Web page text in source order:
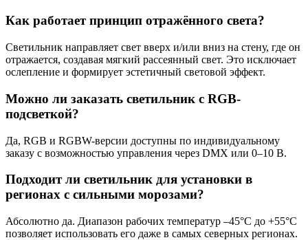
Как работает принцип отражённого света?
Светильник направляет свет вверх и/или вниз на стену, где он
отражается, создавая мягкий рассеянный свет. Это исключает
ослепление и формирует эстетичный световой эффект.
Можно ли заказать светильник с RGB-
подсветкой?
Да, RGB и RGBW-версии доступны по индивидуальному
заказу с возможностью управления через DMX или 0–10 В.
Подходит ли светильник для установки в
регионах с сильными морозами?
Абсолютно да. Диапазон рабочих температур –45°C до +55°C
позволяет использовать его даже в самых северных регионах.